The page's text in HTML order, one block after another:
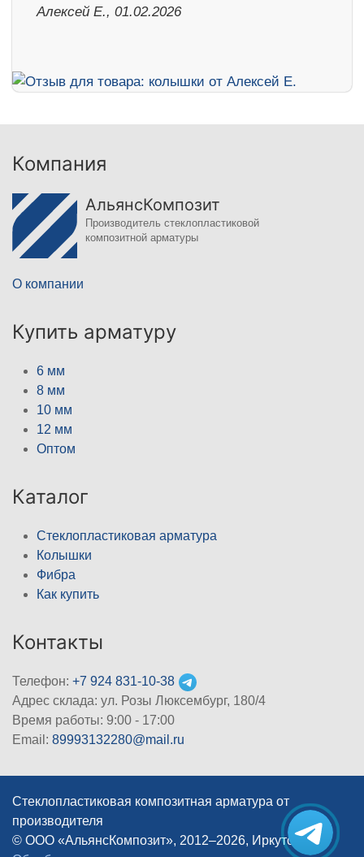
Алексей Е., 01.02.2026
Компания
АльянсКомпозит
Производитель стеклопластиковой
композитной арматуры
О компании
Купить арматуру
6 мм
8 мм
10 мм
12 мм
Оптом
Каталог
Стеклопластиковая арматура
Колышки
Фибра
Как купить
Контакты
Телефон: +7 924 831-10-38
Адрес склада: ул. Розы Люксембург, 180/4
Время работы: 9:00 - 17:00
Email: 89993132280@mail.ru
Стеклопластиковая композитная арматура от
производителя
© ООО «АльянсКомпозит», 2012–2026, Иркутск
|